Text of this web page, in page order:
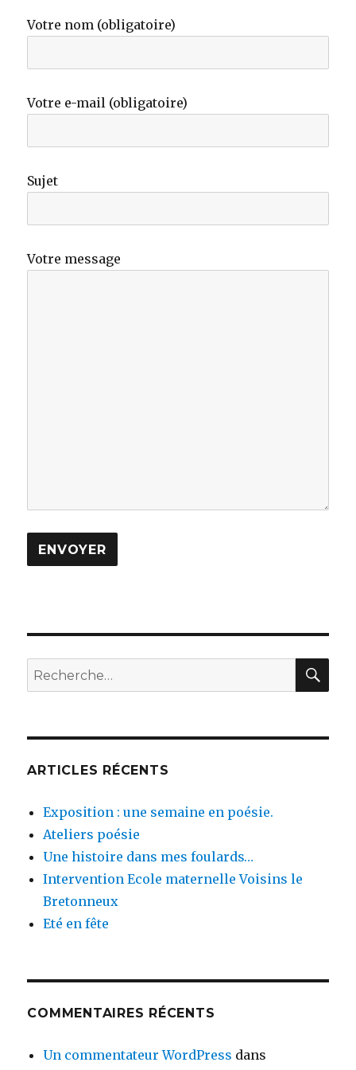
Votre nom (obligatoire)
Votre e-mail (obligatoire)
Sujet
Votre message
Recherche
pour
ARTICLES RÉCENTS
Exposition : une semaine en poésie.
Ateliers poésie
Une histoire dans mes foulards…
Intervention Ecole maternelle Voisins le
Bretonneux
Eté en fête
COMMENTAIRES RÉCENTS
Un commentateur WordPress dans